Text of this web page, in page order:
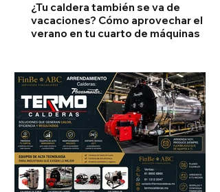
¿Tu caldera también se va de
vacaciones? Cómo aprovechar el
verano en tu cuarto de máquinas